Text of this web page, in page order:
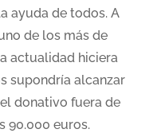
ayuda de todos. A
de los más de
actualidad hiciera
supondría alcanzar
donativo fuera de
90.000 euros.